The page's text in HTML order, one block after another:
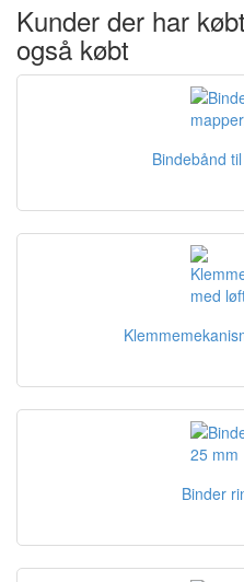
Kunder der har
også købt
Bindebånd
Binder